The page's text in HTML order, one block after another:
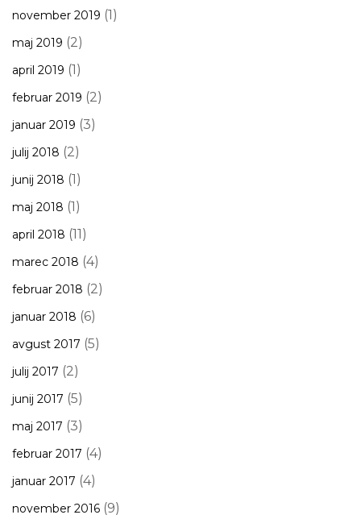
november 2019 (1)
maj 2019 (2)
april 2019 (1)
februar 2019 (2)
januar 2019 (3)
julij 2018 (2)
junij 2018 (1)
maj 2018 (1)
april 2018 (11)
marec 2018 (4)
februar 2018 (2)
januar 2018 (6)
avgust 2017 (5)
julij 2017 (2)
junij 2017 (5)
maj 2017 (3)
februar 2017 (4)
januar 2017 (4)
november 2016 (9)